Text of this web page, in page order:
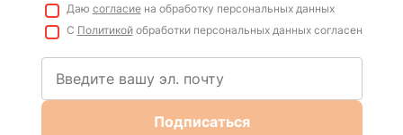
Даю согласиена обработку персональных данных
С Политикойобработки персональных данных согласен
Подписаться